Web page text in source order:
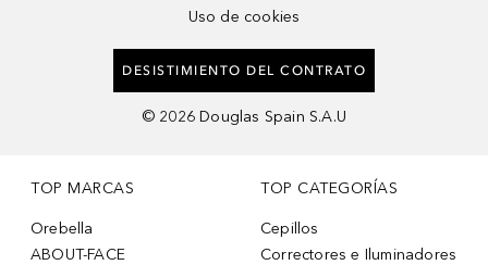
Uso de cookies
DESISTIMIENTO DEL CONTRATO
© 2026 Douglas Spain S.A.U
TOP MARCAS
Orebella
ABOUT-FACE
TOP CATEGORÍAS
Cepillos
Correctores e Iluminadores